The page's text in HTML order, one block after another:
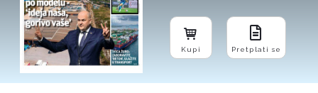
Kupi Pretplati se